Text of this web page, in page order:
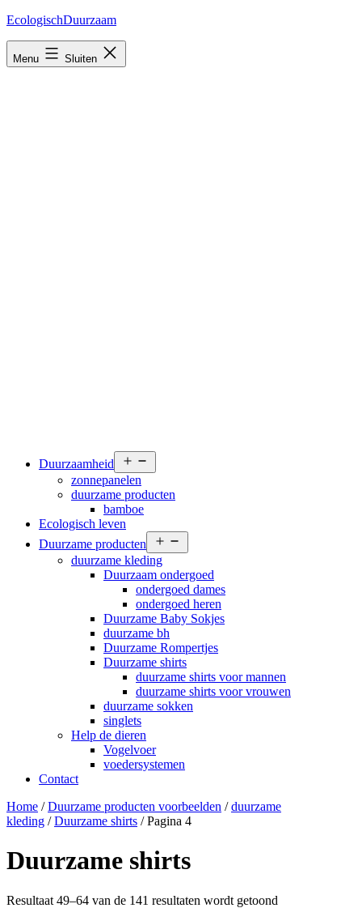
Ga
inhoud
EcologischDuurzaam
Menu Sluiten
Duurzaamheid
menu
zonnepanelen
duurzame producten
bamboe
Ecologisch leven
Duurzame producten
menu
duurzame kleding
Duurzaam ondergoed
ondergoed dames
ondergoed heren
Duurzame Baby Sokjes
duurzame bh
Duurzame Rompertjes
Duurzame shirts
duurzame shirts voor mannen
duurzame shirts voor vrouwen
duurzame sokken
singlets
Help de dieren
Vogelvoer
voedersystemen
Contact
Home /Duurzame producten voorbeelden /duurzame
kleding /Duurzame shirts / Pagina 4
Duurzame shirts
Resultaat 49–64 van de 141 resultaten wordt getoond